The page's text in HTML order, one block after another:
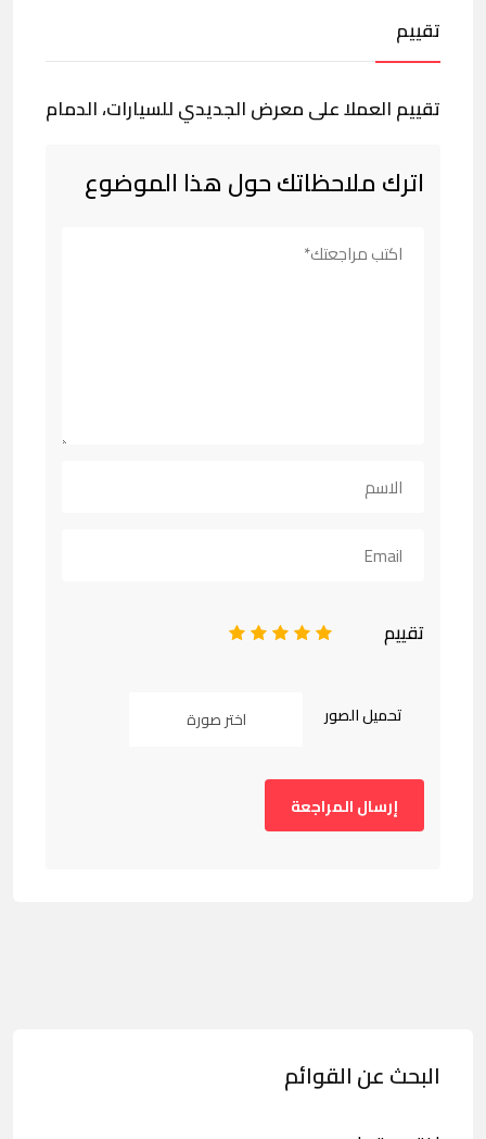
تقييم
تقييم العملا على معرض الجديدي للسيارات، الدمام
اترك ملاحظاتك حول هذا الموضوع
تقييم 5
4
3
2
تحميل الصور اختر صورة
البحث عن القوائم